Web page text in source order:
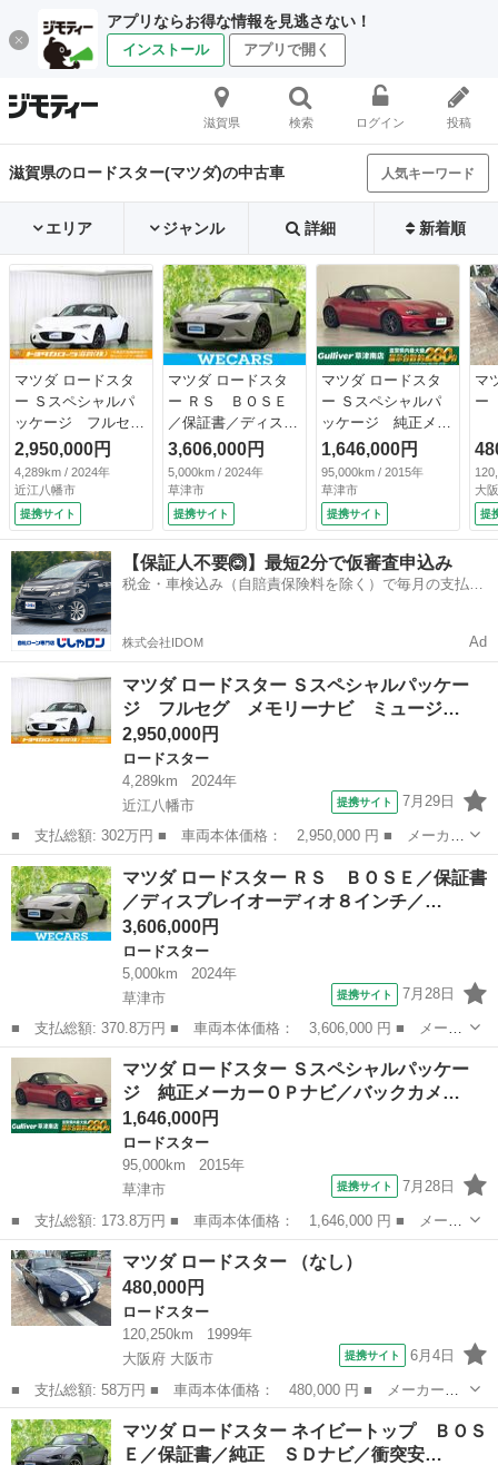
アプリならお得な情報を見逃さない！
インストール アプリで開く
滋賀県 検索 ログイン 投稿
滋賀県のロードスター(マツダ)の中古車 人気キーワード
エリア ジャンル 詳細 新着順
マツダ ロードスタ
ー Ｓスペシャルパ
ッケージ フルセ
グ メモリーナビ
ミュージックプレイ
ヤー接続可 バック
カメラ 衝突被害軽
減システム ＥＴ
Ｃ ドラレコ ＬＥ
Ｄヘッドランプ 記
録簿 （検9.7）
2,950,000円
4,289km / 2024年
近江八幡市
提携サイト
マツダ ロードスタ
ー ＲＳ ＢＯＳＥ
／保証書／ディスプ
レイオーディオ８イ
ンチ／アイアクティ
ブセンス（マツダ）
／シートヒーター／
シート ハーフレザ
ー／ドライブレコー
ダー 前後／ヘッド
ランプ ＬＥＤ／Ｂ
続 （検9.2）
3,606,000円
5,000km / 2024年
草津市
提携サイト
マツダ ロードスタ
ー Ｓスペシャルパ
ッケージ 純正メー
カーＯＰナビ／バッ
クカメラ／６速ＭＴ
車／プッシュスター
ト／スマートキー／
ステアリングリモコ
ン／純正フロアマッ
ト／コンバーチブル
／純正アルミホイー
1,646,000円
95,000km / 2015年
草津市
提携サイト
マ
大
提
【保証人不要🙆】最短2分で仮審査申込み
税金・車検込み（自賠責保険料を除く）で毎月の支払額
株式会社IDOM Ad
マツダ ロードスター Ｓスペシャルパッケー
ジ フルセグ メモリーナビ ミュージ…
2,950,000円
ロードスター
4,289km
2024年
近江八幡市
提携サイト 7月29日
■ 支払総額: 302万円 ■ 車両本体価格： 2,950,000 円 ■ メーカー
名： マツダ ■ 車種名： ロードスター ■ グレード名： Ｓスペ
シャルパッケージ フルセグ メモリーナビ ミュージックプレイヤ
ー接続可 ...
滋賀 近江八幡市 ロードスター
マツダ ロードスター ＲＳ ＢＯＳＥ／保証書
／ディスプレイオーディオ８インチ／…
3,606,000円
ロードスター
5,000km
2024年
草津市
提携サイト 7月28日
■ 支払総額: 370.8万円 ■ 車両本体価格： 3,606,000 円 ■ メーカ
ー名： マツダ ■ 車種名： ロードスター ■ グレード名： Ｒ
Ｓ ＢＯＳＥ／保証書／ディスプレイオーディオ８インチ／アイアク
ティブセン...
滋賀 草津市 ロードスター
マツダ ロードスター Ｓスペシャルパッケー
ジ 純正メーカーＯＰナビ／バックカメ…
1,646,000円
ロードスター
95,000km
2015年
草津市
提携サイト 7月28日
■ 支払総額: 173.8万円 ■ 車両本体価格： 1,646,000 円 ■ メーカ
ー名： マツダ ■ 車種名： ロードスター ■ グレード名： Ｓス
ペシャルパッケージ 純正メーカーＯＰナビ／バックカメラ／６速Ｍ
Ｔ車／プ...
滋賀 草津市 ロードスター
マツダ ロードスター （なし）
480,000円
ロードスター
120,250km
1999年
大阪府 大阪市
提携サイト 6月4日
■ 支払総額: 58万円 ■ 車両本体価格： 480,000 円 ■ メーカー
名： マツダ ■ 車種名： ロードスター ■ グレード名： ■ 排
気量： 1600cc ■ ドア枚数： オープン ■ ミッション： AT4速 ...
大阪 大阪市 ロードスター
マツダ ロードスター ネイビートップ ＢＯＳ
Ｅ／保証書／純正 ＳＤナビ／衝突安…